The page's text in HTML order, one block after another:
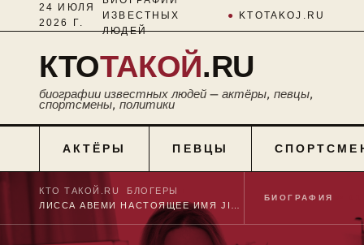
24 ИЮЛЯ
2026 Г.
ИЗВЕСТНЫХ
ЛЮДЕЙ
● KTOTAKOJ.RU
КТОТАКОЙ.RU
биографии известных людей — актёры, певцы,
спортсмены, политики
АКТЁРЫ ПЕВЦЫ
КТО ТАКОЙ.RU БЛОГЕРЫ
БИОГРАФИЯ